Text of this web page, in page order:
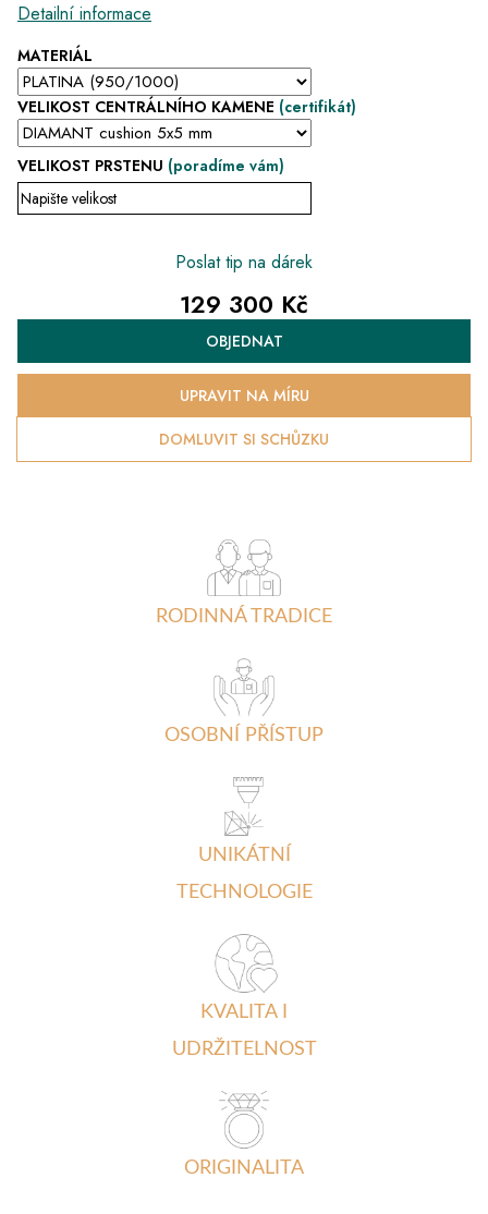
MATERIÁL
VELIKOST CENTRÁLNÍHO KAMENE (certifikát)
VELIKOST PRSTENU (poradíme vám)
Detailní informace
Poslat tip na dárek
129 300 Kč
Měrná
cena:
OBJEDNAT
DOMLUVIT SI SCHŮZKU
UPRAVIT NA MÍRU
RODINNÁ TRADICE
OSOBNÍ PŘÍSTUP
UNIKÁTNÍ
TECHNOLOGIE
KVALITA I
UDRŽITELNOST
ORIGINALITA